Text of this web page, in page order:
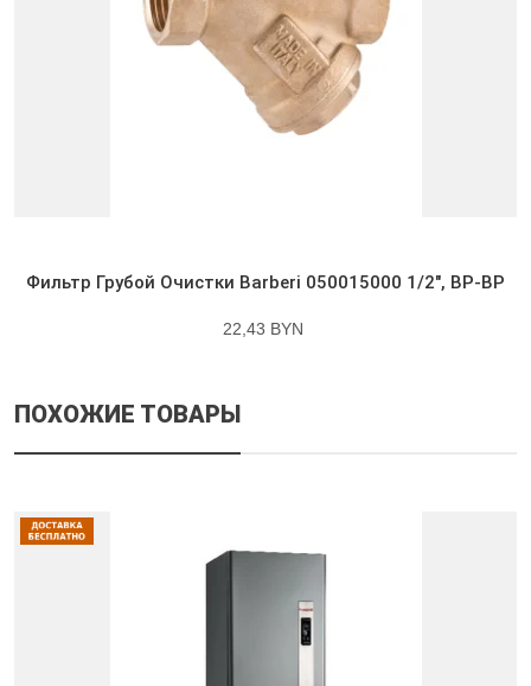
Фильтр Грубой Очистки Barberi 050015000 1/2″, ВР-ВР
22,43 BYN
ПОХОЖИЕ ТОВАРЫ